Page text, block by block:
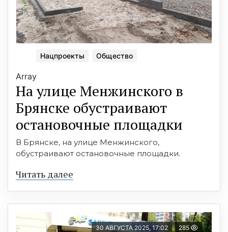
Нацпроекты Общество
Array
На улице Менжинского в
Брянске обустраивают
остановочные площадки
В Брянске, на улице Менжинского,
обустраивают остановочные площадки.
Читать далее
30 АВГУСТА 2025, 17:02 285